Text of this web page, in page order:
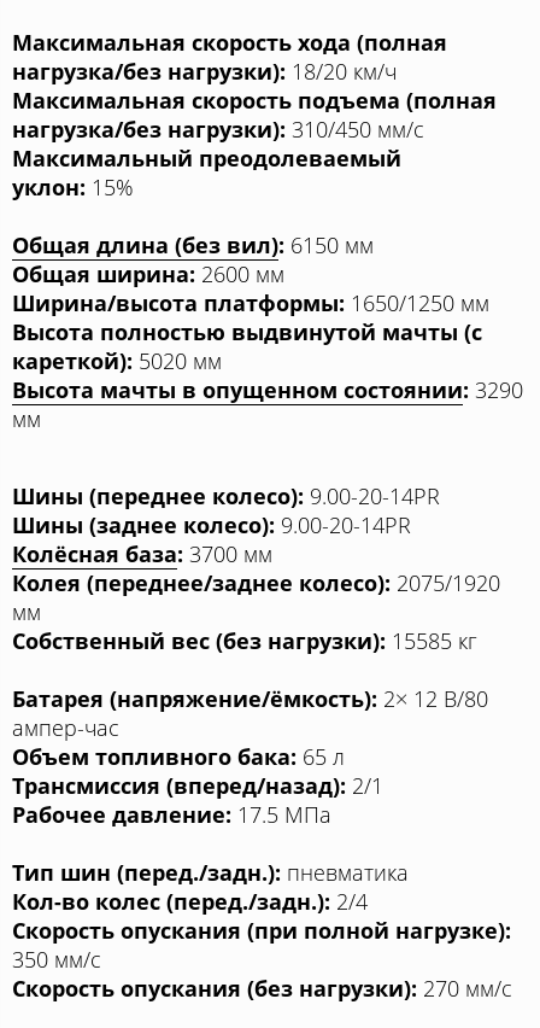
Максимальная скорость хода (полная
нагрузка/без нагрузки): 18/20 км/ч
Максимальная скорость подъема (полная
нагрузка/без нагрузки): 310/450 мм/с
Максимальный преодолеваемый
уклон: 15%
Общая длина (без вил): 6150 мм
Общая ширина: 2600 мм
Ширина/высота платформы: 1650/1250 мм
Высота полностью выдвинутой мачты (с
кареткой): 5020 мм
Высота мачты в опущенном состоянии: 3290
мм
Шины (переднее колесо): 9.00-20-14PR
Шины (заднее колесо): 9.00-20-14PR
Колёсная база: 3700 мм
Колея (переднее/заднее колесо): 2075/1920
мм
Собственный вес (без нагрузки): 15585 кг
Батарея (напряжение/ёмкость): 2× 12 В/80
ампер-час
Объем топливного бака: 65 л
Трансмиссия (вперед/назад): 2/1
Рабочее давление: 17.5 МПа
Тип шин (перед./задн.): пневматика
Кол-во колес (перед./задн.): 2/4
Скорость опускания (при полной нагрузке):
350 мм/с
Скорость опускания (без нагрузки): 270 мм/с